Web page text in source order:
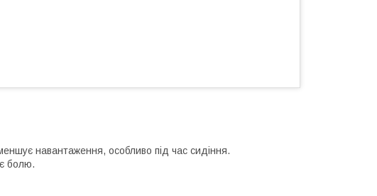
навантаження, особливо під час сидіння.
болю.